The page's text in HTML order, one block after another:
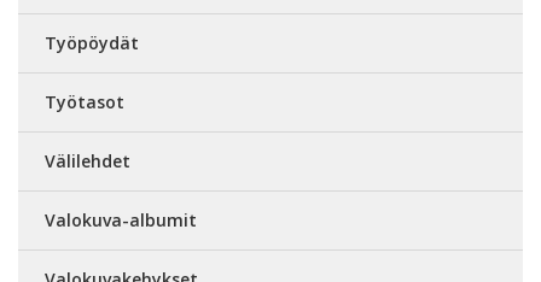
Työpöydät
Työtasot
Välilehdet
Valokuva-albumit